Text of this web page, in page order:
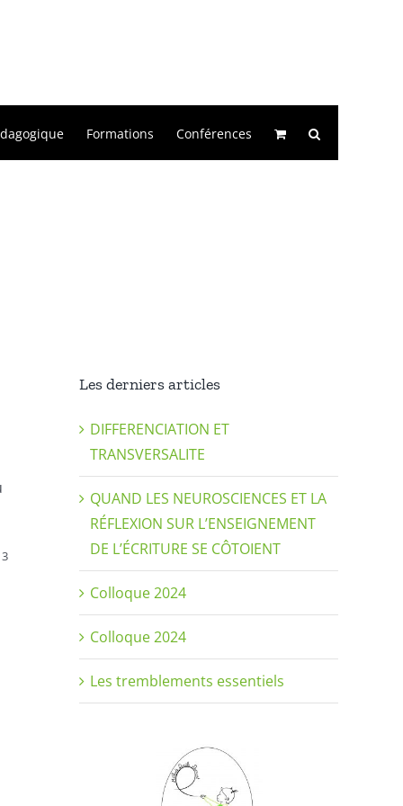
Formations Conférences
3
Les derniers articles
DIFFERENCIATION ET
TRANSVERSALITE
QUAND LES NEUROSCIENCES ET LA
RÉFLEXION SUR L’ENSEIGNEMENT
DE L’ÉCRITURE SE CÔTOIENT
Colloque 2024
Colloque 2024
Les tremblements essentiels